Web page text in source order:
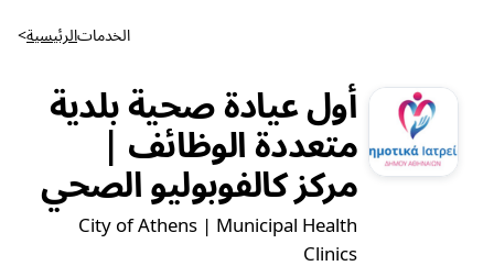
الرئيسية> الخدمات
أول عيادة صحية بلدية
متعددة الوظائف |
مركز كالفوبوليو الصحي
City of Athens | Municipal Health
Clinics